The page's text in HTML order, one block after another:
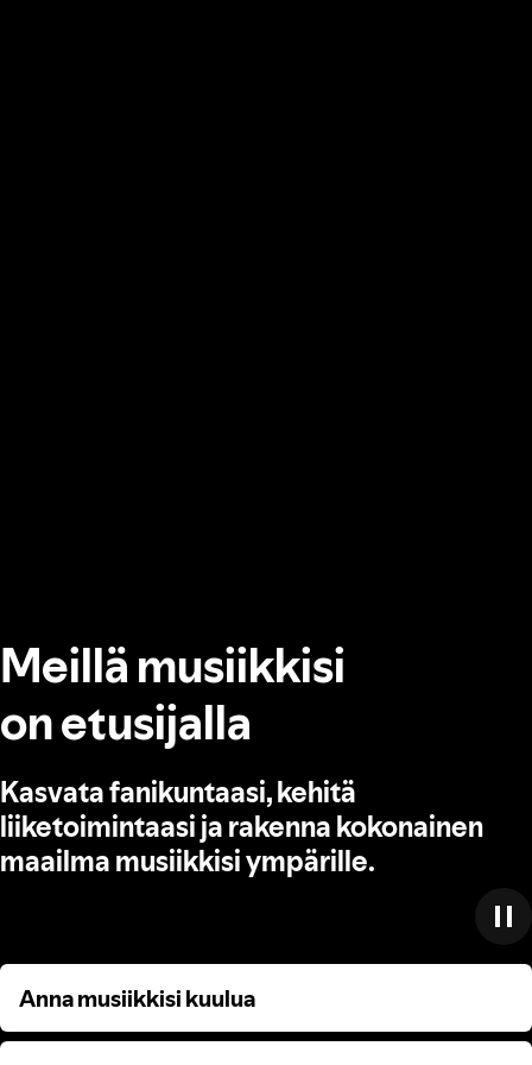
Meillä musiikkisi
on etusijalla
Kasvata fanikuntaasi, kehitä
liiketoimintaasi ja rakenna kokonainen
maailma musiikkisi ympärille.
Anna musiikkisi kuulua
Anna musiikkisi kuulua